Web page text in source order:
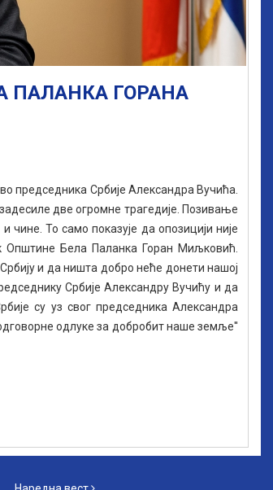
ГОРАНА
председника Србије Александра Вучића.
две огромне трагедије. Позивање
чине. То само показује да опозицији није
Општине Бела Паланка Горан Миљковић.
и да ништа добро неће донети нашој
Србије Александру Вучићу и да
су уз свог председника Александра
одлуке за добробит наше земље''